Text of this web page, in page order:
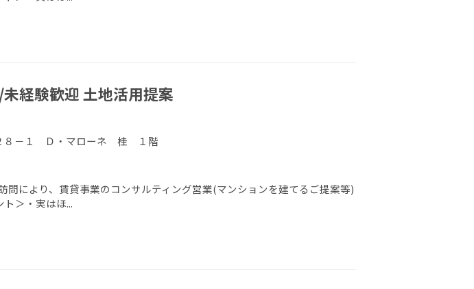
経験歓迎 土地活用提案
２８－１ Ｄ・マローネ 桂 １階
問により、賃貸事業のコンサルティング営業(マンションを建てるご提案等)
＞・実はほ...